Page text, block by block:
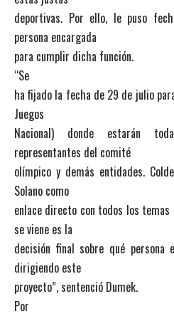
deportivas. Por ello, le puso
persona encargada
para cumplir dicha función.
“Se
ha fijado la fecha de 29 de julio
Juegos
Nacional) donde estarán
representantes del comité
olímpico y demás entidades.
Solano como
enlace directo con todos los temas
se viene es la
decisión final sobre qué
dirigiendo este
proyecto”, sentenció Dumek.
Por